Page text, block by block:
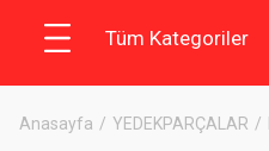
Tüm Kategoriler
Anasayfa YEDEKPARÇALAR